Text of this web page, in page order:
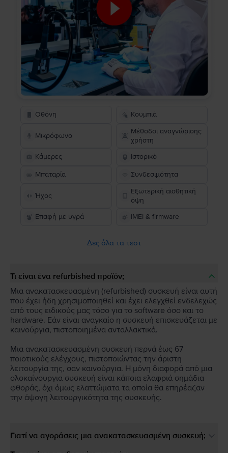
Οθόνη Κουμπιά
Μικρόφωνο
Μέθοδοι αναγνώρισης
χρήστη
Κάμερες
Ιστορικό
Μπαταρία Συνδεσιμότητα
Ήχος
Εξωτερική αισθητική
όψη
Επαφή με υγρά
IMEI & firmware
Δες όλα τα τεστ
Τι είναι ένα refurbished προϊόν;
Μια ανακατασκευασμένη (refurbished) συσκευή είναι αυτή
που έχει ήδη χρησιμοποιηθεί και έχει ελεγχθεί ενδελεχώς
από τους ειδικούς μας τόσο για το software όσο και το
hardware. Εάν είναι αναγκαίο η συσκευή επισκευάζεται με
καινούργια, πιστοποιημένα ανταλλακτικά.
Μια ανακατασκευασμένη συσκευή περνά έως 67
ποιοτικούς ελέγχους, πιστοποιώντας την άριστη
λειτουργία της, σαν καινούργια. Η μόνη διαφορά από μια
ολοκαίνουργια συσκευή είναι κάποια ελαφριά σημάδια
φθοράς, όχι όμως ελαττώματα τα οποία θα επηρέαζαν
την άψογη λειτουργικότητα της συσκευής.
Γιατί να αγοράσεις μια ανακατασκευασμένη συσκευή;